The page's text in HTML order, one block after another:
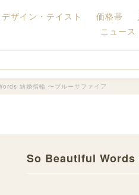
デザイン・テイスト 価格帯
ニュース
結婚指輪 〜ブルーサファイア
So Beautiful Words